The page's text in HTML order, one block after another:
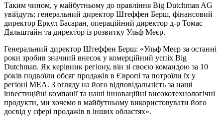
Таким чином, у майбутньому до правління Big Dutchman AG
увійдуть: генеральний директор Штеффен Берш, фінансовий
директор Еркул Басаран, операційний директор д-р Томас
Дальштайн та директор із розвитку Ульф Меєр.
Генеральний директор Штеффен Берш: «Ульф Меєр за останні
роки зробив значний внесок у комерційний успіх Big
Dutchman. Як керівник регіону, він зі своєю командою за 10
років подвоїли обсяг продажів в Європі та потроїли їх у
регіоні MEA. З огляду на його відповідальність за наші
інвестиційні компанії та наші інноваційні високотехнологічні
продукти, ми хочемо в майбутньому використовувати його
досвід у сфері продажів в інших областях».